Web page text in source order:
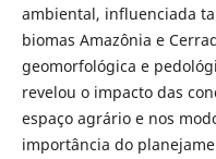
ambiental, influenciada
biomas Amazônia e
geomorfológica e
revelou o impacto das
espaço agrário e nos
importância do